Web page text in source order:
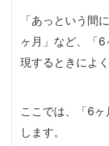
「あっという間
ヶ月」など、「
現するときによ
ここでは、「6
します。